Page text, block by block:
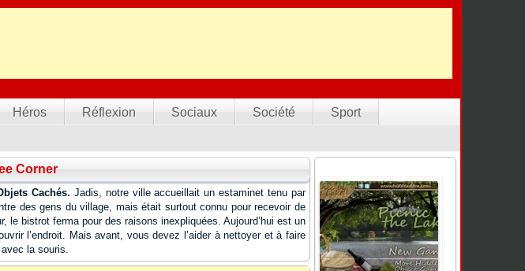
Héros Réflexion Sociaux Société
Sport
Corner
Cachés. Jadis, notre ville accueillait un estaminet tenu par
des gens du village, mais était surtout connu pour recevoir de
bistrot ferma pour des raisons inexpliquées. Aujourd’hui est un
l’endroit. Mais avant, vous devez l’aider à nettoyer et à faire
avec la souris.